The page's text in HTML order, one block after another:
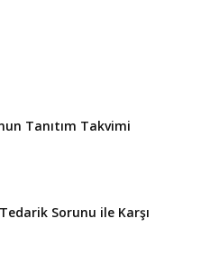
Tanıtım Takvimi
Sorunu ile Karşı